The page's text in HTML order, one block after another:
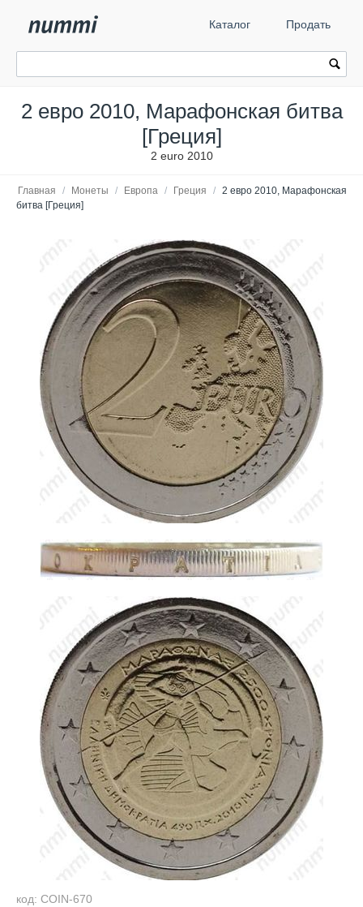
Каталог Продать
2 евро 2010, Марафонская битва
[Греция]
2 euro 2010
Главная / Монеты / Европа / Греция / 2 евро 2010, Марафонская
битва [Греция]
код: COIN-670